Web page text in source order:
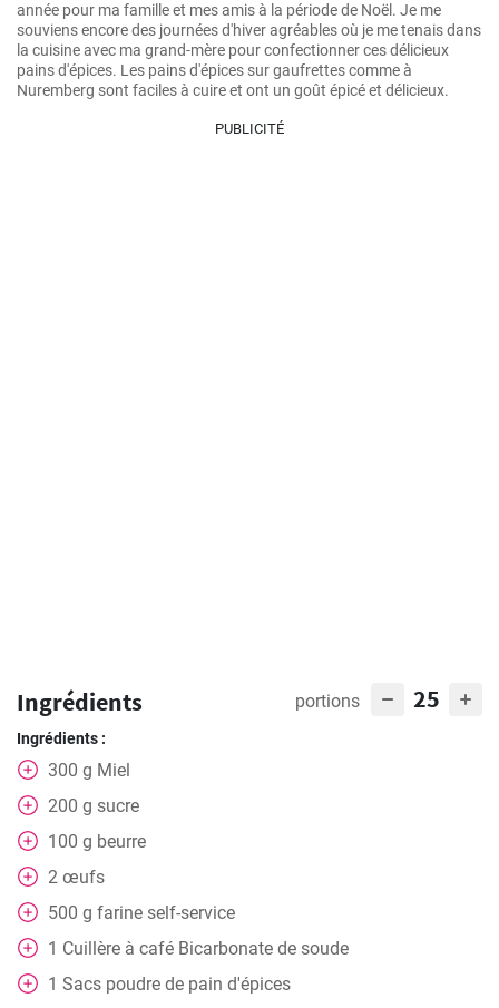
année pour ma famille et mes amis à la période de Noël. Je me
souviens encore des journées d'hiver agréables où je me tenais dans
la cuisine avec ma grand-mère pour confectionner ces délicieux
pains d'épices. Les pains d'épices sur gaufrettes comme à
Nuremberg sont faciles à cuire et ont un goût épicé et délicieux.
PUBLICITÉ
Ingrédients portions 25
Ingrédients :
300 g Miel
200 g sucre
100 g beurre
2 œufs
500 g farine self-service
1 Cuillère à café Bicarbonate de soude
1 Sacs poudre de pain d'épices